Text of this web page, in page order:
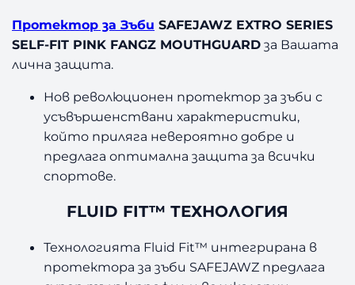
Протектор за Зъби SAFEJAWZ EXTRO SERIES
SELF-FIT PINK FANGZ MOUTHGUARD за Вашата
лична защита.
Нов революционен протектор за зъби с
усъвършенствани характеристики,
който приляга невероятно добре и
предлага оптимална защита за всички
спортове.
FLUID FIT™ ТЕХНОЛОГИЯ
Технологията Fluid Fit™ интегрирана в
протектора за зъби SAFEJAWZ предлага